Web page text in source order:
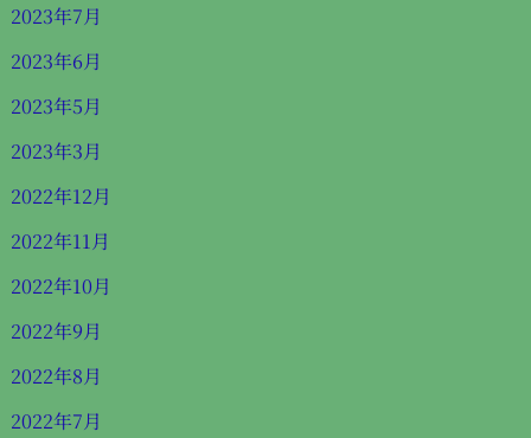
2023年7月
2023年6月
2023年5月
2023年3月
2022年12月
2022年11月
2022年10月
2022年9月
2022年8月
2022年7月